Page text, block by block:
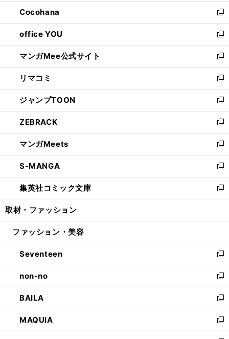
く
で
開
く
ン
ド
ウ
で
開
く
し
い
ウ
ィ
ン
ド
ウ
で
開
く
Cocohana
新
し
い
ウ
ィ
ン
ド
ウ
で
開
く
office YOU
新
し
い
ウ
ィ
ン
ド
ウ
で
開
く
マンガMee公式サイト
新
し
い
ウ
ィ
ン
ド
ウ
で
開
く
リマコミ
新
し
い
ウ
ィ
ン
ド
ウ
で
開
く
ジャンプTOON
新
し
い
ウ
ィ
ン
ド
ウ
で
開
ZEBRACK
新
し
い
ウ
ィ
ン
ド
ウ
開
マンガMeets
新
し
い
ウ
ィ
ン
ウ
開
く
S-MANGA
新
し
い
ウ
ン
ウ
で
開
く
集英社コミック文庫
新
し
ウ
ン
ド
ウ
で
開
く
取材・ファッション
ファッション・美容
Seventeen
新
し
い
ウ
ィ
ン
ド
ウ
non-no
新
し
い
ウ
ィ
ン
BAILA
新
し
い
ウ
MAQUIA
新
し